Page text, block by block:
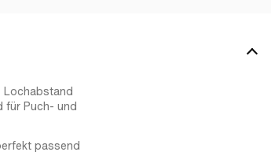
Lochabstand
für Puch- und
passend